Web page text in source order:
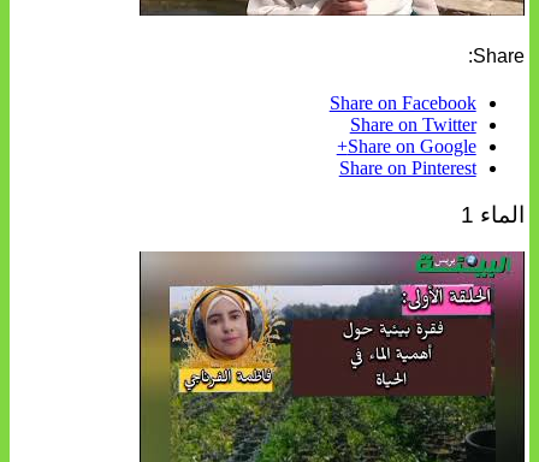
Share:
Share on Facebook
Share on Twitter
Share on Google+
Share on Pinterest
الماء 1